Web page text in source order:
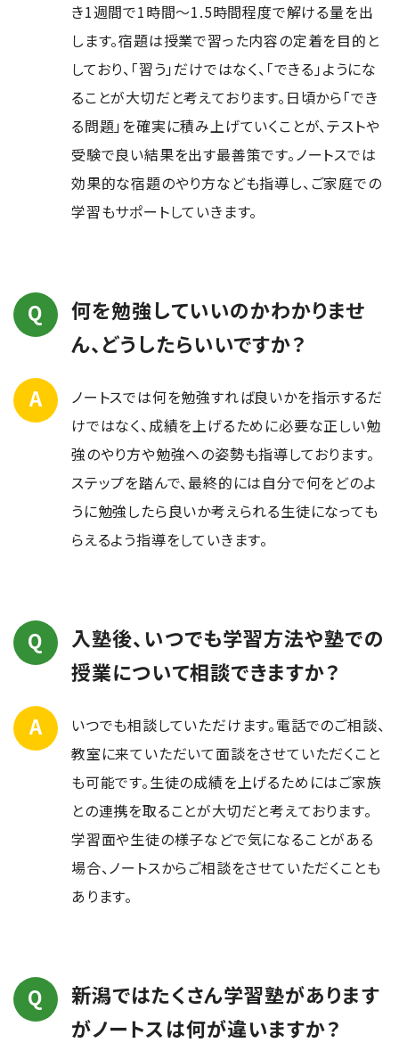
き1週間で1時間～1.5時間程度で解ける量を出
します。宿題は授業で習った内容の定着を目的と
しており、「習う」だけではなく、「できる」ようにな
ることが大切だと考えております。日頃から「でき
る問題」を確実に積み上げていくことが、テストや
受験で良い結果を出す最善策です。ノートスでは
効果的な宿題のやり方なども指導し、ご家庭での
学習もサポートしていきます。
何を勉強していいのかわかりませ
ん、どうしたらいいですか？
ノートスでは何を勉強すれば良いかを指示するだ
けではなく、成績を上げるために必要な正しい勉
強のやり方や勉強への姿勢も指導しております。
ステップを踏んで、最終的には自分で何をどのよ
うに勉強したら良いか考えられる生徒になっても
らえるよう指導をしていきます。
入塾後、いつでも学習方法や塾での
授業について相談できますか？
いつでも相談していただけます。電話でのご相談、
教室に来ていただいて面談をさせていただくこと
も可能です。生徒の成績を上げるためにはご家族
との連携を取ることが大切だと考えております。
学習面や生徒の様子などで気になることがある
場合、ノートスからご相談をさせていただくことも
あります。
新潟ではたくさん学習塾があります
がノートスは何が違いますか？